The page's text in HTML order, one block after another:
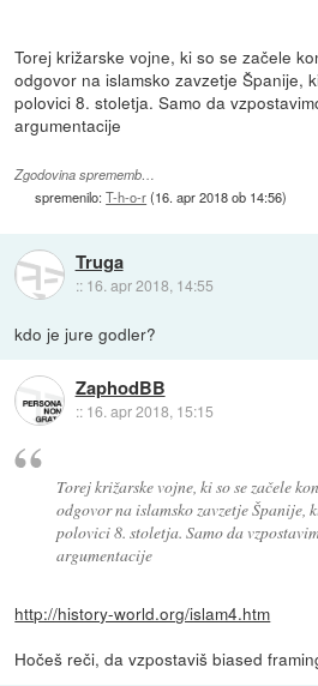
Torej križarske vojne, ki so se začele
odgovor na islamsko zavzetje Španije,
polovici 8. stoletja. Samo da
argumentacije
Zgodovina sprememb…
spremenilo:T-h-o-r(16. apr 2018 ob 14:56)
Truga
:: 16. apr 2018, 14:55
kdo je jure godler?
ZaphodBB
:: 16. apr 2018, 15:15
Torej križarske vojne, ki so se začele
odgovor na islamsko zavzetje Španije,
polovici 8. stoletja. Samo da
argumentacije
http://history-world.org/islam4.htm
Hočeš reči, da vzpostaviš biased